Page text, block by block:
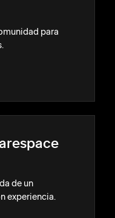
para
de un
experiencia.